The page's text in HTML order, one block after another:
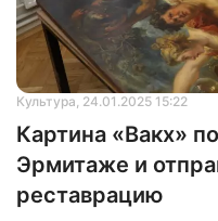
Культура, 24.01.2025 15:22
Картина «Вакх»
Эрмитаже и
реставрацию